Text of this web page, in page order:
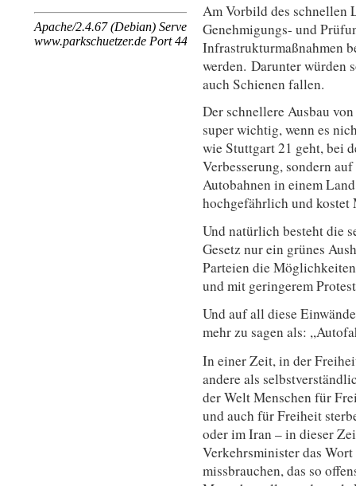
Am Vorbild des schnellen
Genehmigungs- und
Infrastrukturmaßnahmen
werden. Darunter würden
auch Schienen fallen.
Der schnellere Ausbau
super wichtig, wenn es
wie Stuttgart 21 geht, bei
Verbesserung, sondern
Autobahnen in einem
hochgefährlich und kostet
Und natürlich besteht die
Gesetz nur ein grünes
Parteien die
und mit geringerem
Und auf all diese
mehr zu sagen als:
In einer Zeit, in der
andere als
der Welt Menschen für
und auch für Freiheit
oder im Iran – in dieser
Verkehrsminister das
missbrauchen, das so